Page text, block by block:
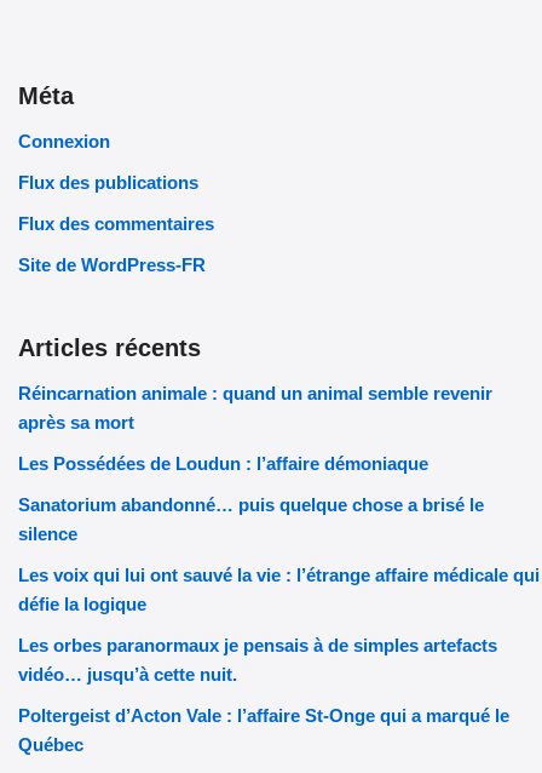
Méta
Connexion
Flux des publications
Flux des commentaires
Site de WordPress-FR
Articles récents
Réincarnation animale : quand un animal semble revenir
après sa mort
Les Possédées de Loudun : l’affaire démoniaque
Sanatorium abandonné… puis quelque chose a brisé le
silence
Les voix qui lui ont sauvé la vie : l’étrange affaire médicale qui
défie la logique
Les orbes paranormaux je pensais à de simples artefacts
vidéo… jusqu’à cette nuit.
Poltergeist d’Acton Vale : l’affaire St-Onge qui a marqué le
Québec